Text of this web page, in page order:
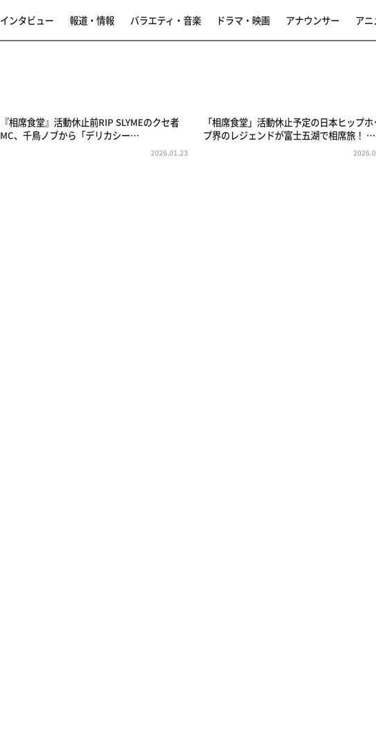
インタビュー 報道・情報 バラエティ・音楽 ドラマ・映画 アナウンサー アニ
『相席食堂』活動休止前RIP SLYMEのクセ者
MC、千鳥ノブから「デリカシー…
2026.01.23
「相席食堂」活動休止予定の日本ヒップホ
プ界のレジェンドが富士五湖で相席旅！ …